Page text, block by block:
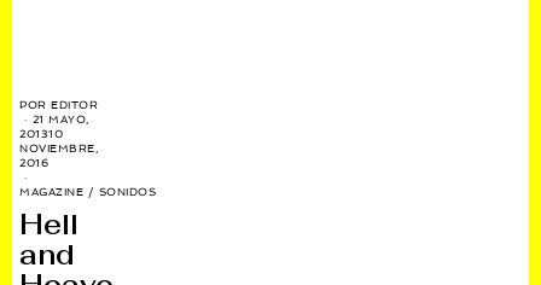
POREDITOR
21 MAYO,
201310
NOVIEMBRE,
2016
MAGAZINE / SONIDOS
Hell
and